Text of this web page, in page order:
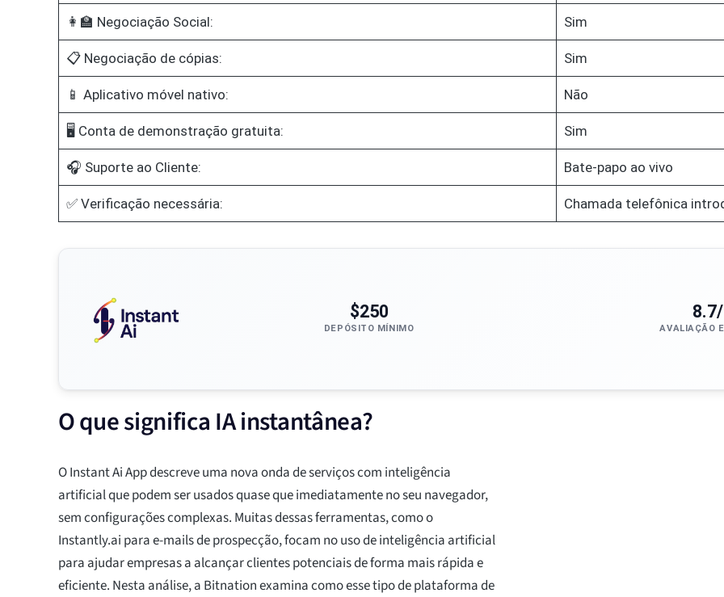
👩‍🏫 Negociação Social: Sim
📋 Negociação de cópias: Sim
📱 Aplicativo móvel nativo: Não
🖥️ Conta de demonstração gratuita: Sim
🎧 Suporte ao Cliente: Bate-papo ao vivo
✅ Verificação necessária: Chamada telefônica
$250
DEPÓSITO MÍNIMO AVALIAÇÃO
O que significa IA instantânea?
O Instant Ai App descreve uma nova onda de serviços com inteligência
artificial que podem ser usados quase que imediatamente no seu navegador,
sem configurações complexas. Muitas dessas ferramentas, como o
Instantly.ai para e-mails de prospecção, focam no uso de inteligência artificial
para ajudar empresas a alcançar clientes potenciais de forma mais rápida e
eficiente. Nesta análise, a Bitnation examina como esse tipo de plataforma de